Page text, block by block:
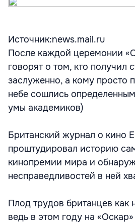
Источник:news.mail.ru
После каждой церемонии
говорят о том, кто получил
заслуженно, а кому просто
небе сошлись
умы академиков)
Британский журнал о кино
проштудировал историю
кинопремии мира и
несправедливостей в ней
Плод трудов британцев как
ведь в этом году на